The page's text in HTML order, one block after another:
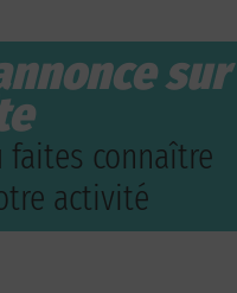
sur
faites connaître
activité